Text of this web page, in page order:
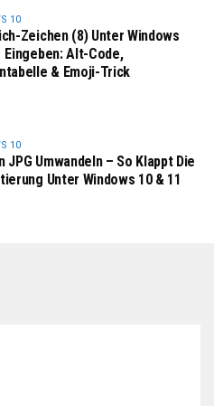
10
Zeichen (8) Unter Windows
Eingeben: Alt-Code,
& Emoji-Trick
10
JPG Umwandeln – So Klappt Die
Unter Windows 10 & 11